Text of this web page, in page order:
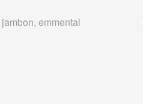
emmental